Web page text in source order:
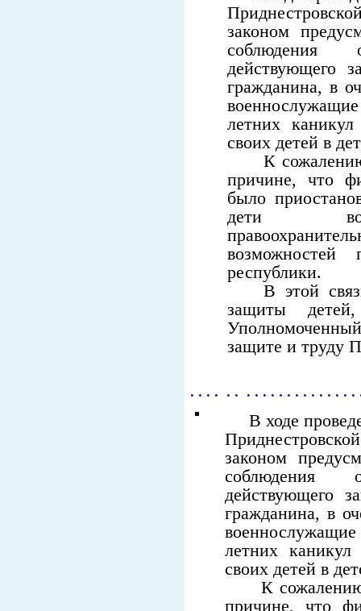
законом
соблюдения
действующего
гражданина, в
летних
своих детей в
К
причине, что
было
дети
республики.
В этой
защиты
защите и труду
. . . . . . . . . . . . . . . . . . . .
В ходе
законом
соблюдения
действующего
гражданина, в
летних каникул
своих детей в
К
причине, что